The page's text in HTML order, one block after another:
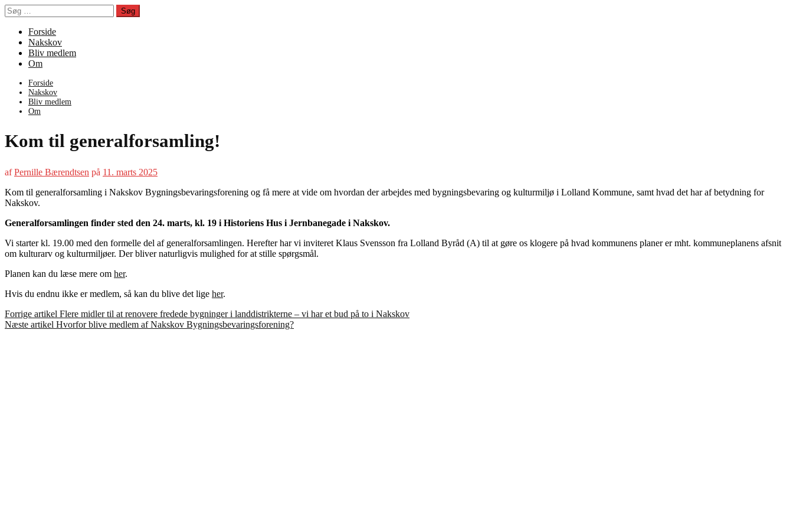
Spring
til
indhold
Søg
efter:
Forside
Nakskov
Bliv medlem
Om
Forside
Nakskov
Bliv medlem
Om
Kom til generalforsamling!
afPernille Bærendtsen på 11. marts 2025
Kom til generalforsamling i Nakskov Bygningsbevaringsforening og få mere at vide om hvordan der arbejdes med bygningsbevaring og kulturmiljø i Lolland Kommune, samt hvad det har af betydning for
Nakskov.
Generalforsamlingen finder sted den 24. marts, kl. 19 i Historiens Hus i Jernbanegade i Nakskov.
Vi starter kl. 19.00 med den formelle del af generalforsamlingen. Herefter har vi inviteret Klaus Svensson fra Lolland Byråd (A) til at gøre os klogere på hvad kommunens planer er mht. kommuneplanens afsnit
om kulturarv og kulturmiljøer. Der bliver naturligvis mulighed for at stille spørgsmål.
Planen kan du læse mere om her.
Hvis du endnu ikke er medlem, så kan du blive det lige her.
Læs
videre
Forrige artikel Flere midler til at renovere fredede bygninger i landdistrikterne – vi har et bud på to i Nakskov
Næste artikel Hvorfor blive medlem af Nakskov Bygningsbevaringsforening?